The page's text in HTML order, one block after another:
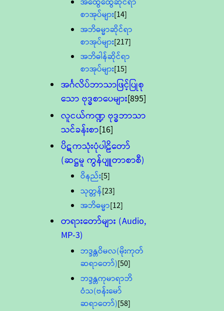
စာအုပ်များ[14]
အဘိဓမ္မာဆိုင်ရာ
စာအုပ်များ[217]
အဘိဓါန်ဆိုင်ရာ
စာအုပ်များ[15]
အင်္ဂလိပ်ဘာသာဖြင့်ပြုစု
သော ဗုဒ္ဓစာပေများ[895]
လူငယ်ကဏ္ဍ ဗုဒ္ဓဘာသာ
သင်ခန်းစာ[16]
ပိဋကသုံးပုံပါဠိတော်
(ဆဋ္ဌမူ ကွန်ပျူတာစာစီ)
ဝိနည်း[5]
သုတ္တန်[23]
အဘိဓမ္မာ[12]
တရားတော်များ (Audio,
MP-3)
ဘဒ္ဒန္တဝိမလ(မိုးကုတ်
ဆရာတော်)[50]
ဘဒ္ဒန္တကုမာရာဘိ
ဝံသ(ဗန်းမော်
ဆရာတော်)[58]